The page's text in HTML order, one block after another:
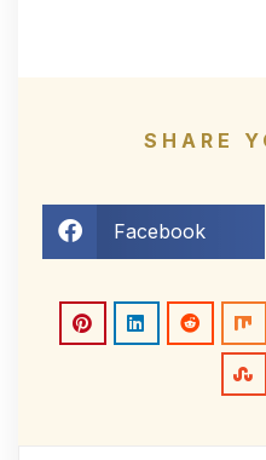
SHARE
Facebook